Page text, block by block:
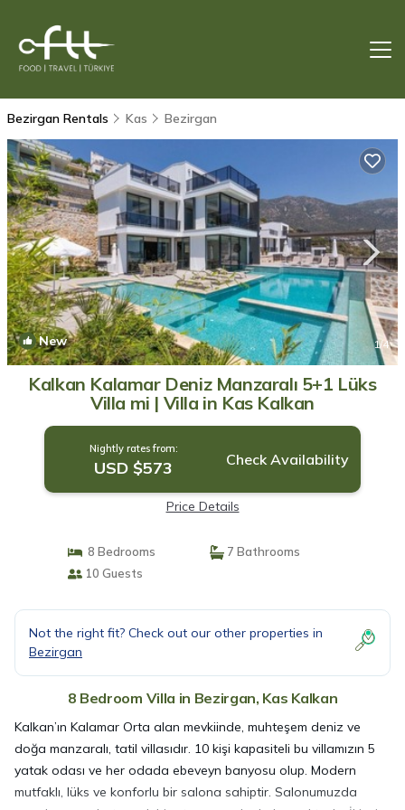
Bezirgan Rentals Kas Bezirgan
New 1/4
Kalkan Kalamar Deniz Manzaralı 5+1 Lüks
Villa mi | Villa in Kas Kalkan
Nightly rates from:
USD $573 Check Availability
Price Details
8 Bedrooms
7 Bathrooms
10 Guests
Not the right fit? Check out our other properties in
Bezirgan
8 Bedroom Villa in Bezirgan, Kas Kalkan
Kalkan’ın Kalamar Orta alan mevkiinde, muhteşem deniz ve
doğa manzaralı, tatil villasıdır. 10 kişi kapasiteli bu villamızın 5
yatak odası ve her odada ebeveyn banyosu olup. Modern
mutfaklı, lüks ve konforlu bir salona sahiptir. Salonumuzda